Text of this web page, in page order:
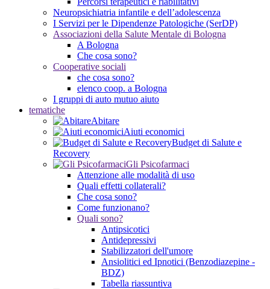
Neuropsichiatria infantile e dell’adolescenza
I Servizi per le Dipendenze Patologiche (SerDP)
Associazioni della Salute Mentale di Bologna
A Bologna
Che cosa sono?
Cooperative sociali
che cosa sono?
elenco coop. a Bologna
I gruppi di auto mutuo aiuto
tematiche
Abitare
Aiuti economici
Budget di Salute e
Recovery
Gli Psicofarmaci
Attenzione alle modalità di uso
Quali effetti collaterali?
Che cosa sono?
Come funzionano?
Quali sono?
Antipsicotici
Antidepressivi
Stabilizzatori dell'umore
Ansiolitici ed Ipnotici (Benzodiazepine -
BDZ)
Tabella riassuntiva